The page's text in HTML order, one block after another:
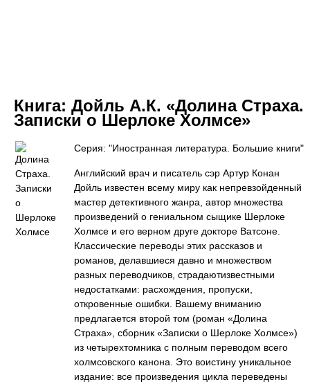
Книга: Дойль А.К. «Долина Страха.
Записки о Шерлоке Холмсе»
Серия: "Иностранная литература. Большие книги"
Английский врач и писатель сэр Артур Конан
Дойль известен всему миру как непревзойденный
мастер детективного жанра, автор множества
произведений о гениальном сыщике Шерлоке
Холмсе и его верном друге докторе Ватсоне.
Классические переводы этих рассказов и
романов, делавшиеся давно и множеством
разных переводчиков, страдаютизвестными
недостатками: расхождения, пропуски,
откровенные ошибки. Вашему вниманию
предлагается второй том (роман «Долина
Страха», сборник «Записки о Шерлоке Холмсе»)
из четырехтомника с полным переводом всего
холмсовского канона. Это воистину уникальное
издание: все произведения цикла переведены